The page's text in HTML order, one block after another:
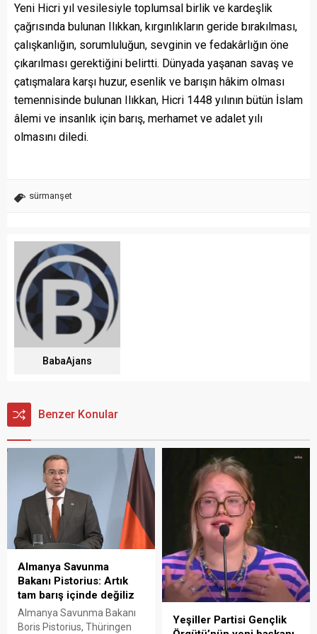
Yeni Hicri yıl vesilesiyle toplumsal birlik ve kardeşlik
çağrısında bulunan Ilıkkan, kırgınlıkların geride bırakılması,
çalışkanlığın, sorumluluğun, sevginin ve fedakârlığın öne
çıkarılması gerektiğini belirtti. Dünyada yaşanan savaş ve
çatışmalara karşı huzur, esenlik ve barışın hâkim olması
temennisinde bulunan Ilıkkan, Hicri 1448 yılının bütün İslam
âlemi ve insanlık için barış, merhamet ve adalet yılı
olmasını diledi.
sürmanşet
BabaAjans
Benzer Konular
Almanya Savunma
Bakanı Pistorius: Artık
tam barış içinde değiliz
Almanya Savunma Bakanı
Boris Pistorius, Thüringen
Yeşiller Partisi Gençlik